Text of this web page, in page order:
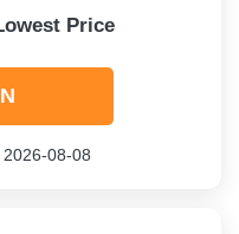
Price
2026-08-08